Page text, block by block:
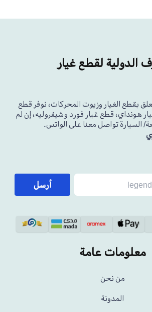
الدولية لقطع غيار
بقطع الغيار وزيوت المحركات، نوفر قطع
هونداي، قطع غيار فورد وشيفروليه، إن لم
السيارة تواصل معنا على الواتس.
أرسل
معلومات عامة
من نحن
المدونة